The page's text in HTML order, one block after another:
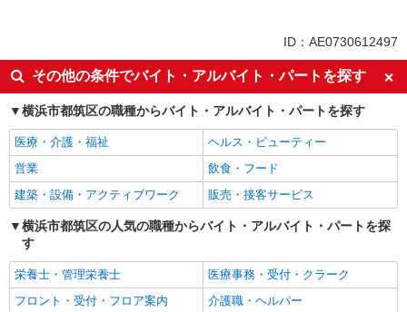
入社日応相談
未経験歓迎
経験者・有資格者歓迎
新卒・第二新卒歓迎
女性活躍中
主婦・主夫歓迎
フリーター歓迎
学歴不問
ブランクOK
ミドル（40代～）活躍中
エルダー（50代～）活躍中
シニア（60代～）活躍中
高収入・高額
ボーナス・賞与あり
昇給あり
フルタイム歓迎
禁煙・分煙
駅直結・駅チカ
車通勤OK
ID：AE0730612497
その他の条件でバイト・アルバイト・パートを探す
横浜市都筑区の職種からバイト・アルバイト・パートを探す
医療・介護・福祉
ヘルス・ビューティー
営業
飲食・フード
建築・設備・アクティブワーク
販売・接客サービス
横浜市都筑区の人気の職種からバイト・アルバイト・パートを探
す
栄養士・管理栄養士
医療事務・受付・クラーク
フロント・受付・フロア案内
介護職・ヘルパー